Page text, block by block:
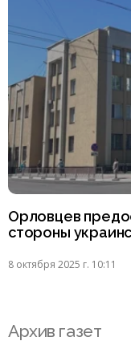
Орловцев
стороны
8 октября 2025 г. 10:11
Архив газет